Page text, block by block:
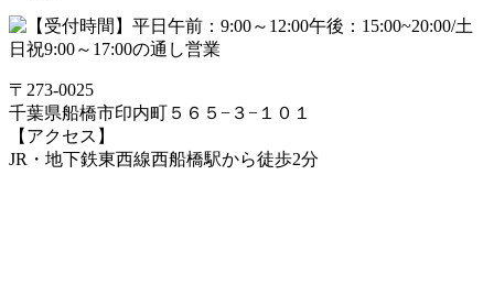
〒273-0025
千葉県船橋市印内町５６５−３−１０１
【アクセス】
JR・地下鉄東西線西船橋駅から徒歩2分